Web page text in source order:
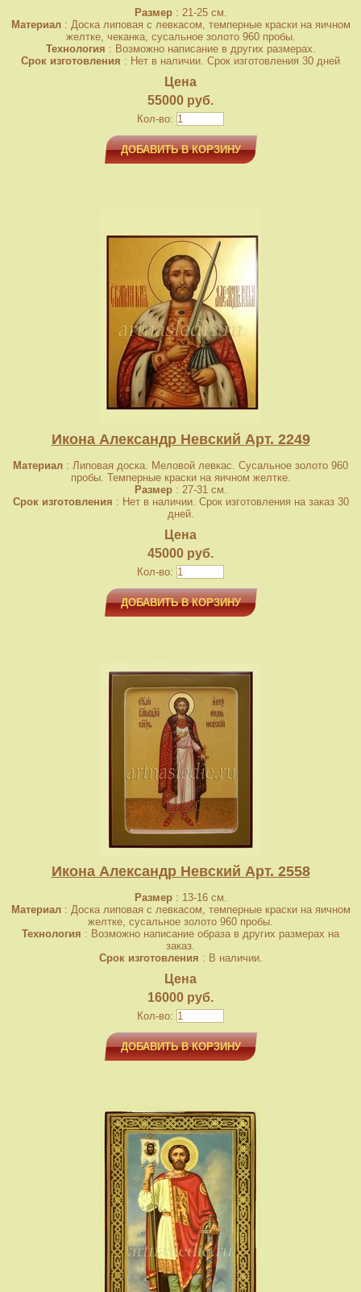
Размер: 21-25 см.
Материал: Доска липовая с левкасом, темперные краски на яичном
желтке, чеканка, сусальное золото 960 пробы.
Технология : Возможно написание в других размерах.
Срок изготовления : Нет в наличии. Срок изготовления 30 дней
Цена
55000 руб.
Кол-во:
ДОБАВИТЬ В КОРЗИНУ
Икона Александр Невский Арт. 2249
Материал : Липовая доска. Меловой левкас. Сусальное золото 960
пробы. Темперные краски на яичном желтке.
Размер: 27-31 см.
Срок изготовления : Нет в наличии. Срок изготовления на заказ 30
дней.
Цена
45000 руб.
Кол-во:
ДОБАВИТЬ В КОРЗИНУ
Икона Александр Невский Арт. 2558
Размер: 13-16 см.
Материал: Доска липовая с левкасом, темперные краски на яичном
желтке, сусальное золото 960 пробы.
Технология : Возможно написание образа в других размерах на
заказ.
Срок изготовления : В наличии.
Цена
16000 руб.
Кол-во:
ДОБАВИТЬ В КОРЗИНУ